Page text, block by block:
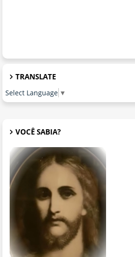
TRANSLATE
Select Language ▼
VOCÊ SABIA?